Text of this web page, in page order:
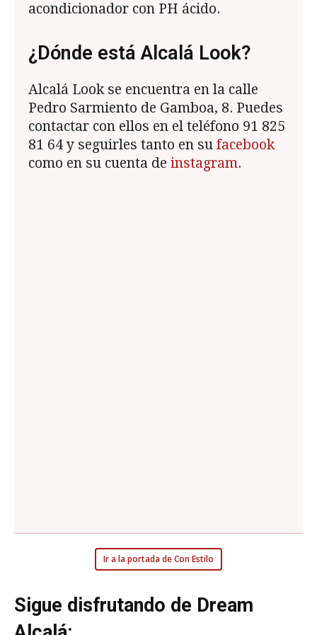
acondicionador con PH ácido.
¿Dónde está Alcalá Look?
Alcalá Look se encuentra en la calle
Pedro Sarmiento de Gamboa, 8. Puedes
contactar con ellos en el teléfono 91 825
81 64 y seguirles tanto en su facebook
como en su cuenta de instagram.
Ir a la portada de Con Estilo
Sigue disfrutando de Dream